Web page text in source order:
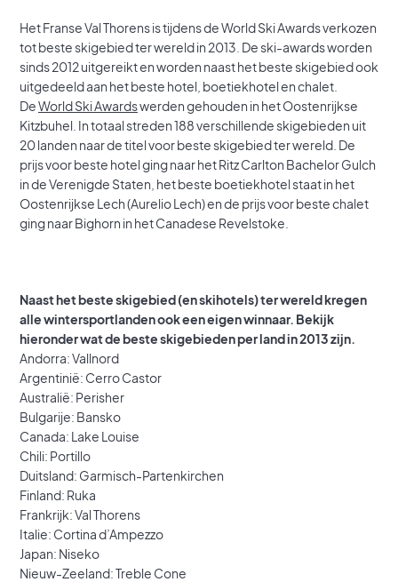
Het Franse Val Thorens is tijdens de World Ski Awards verkozen
tot beste skigebied ter wereld in 2013. De ski-awards worden
sinds 2012 uitgereikt en worden naast het beste skigebied ook
uitgedeeld aan het beste hotel, boetiekhotel en chalet.
DeWorld Ski Awardswerden gehouden in het Oostenrijkse
Kitzbuhel. In totaal streden 188 verschillende skigebieden uit
20 landen naar de titel voor beste skigebied ter wereld. De
prijs voor beste hotel ging naar het Ritz Carlton Bachelor Gulch
in de Verenigde Staten, het beste boetiekhotel staat in het
Oostenrijkse Lech (Aurelio Lech) en de prijs voor beste chalet
ging naar Bighorn in het Canadese Revelstoke.
Naast het beste skigebied (en skihotels) ter wereld kregen
alle wintersportlanden ook een eigen winnaar. Bekijk
hieronder wat de beste skigebieden per land in 2013 zijn.
Andorra: Vallnord
Argentinië: Cerro Castor
Australië: Perisher
Bulgarije: Bansko
Canada: Lake Louise
Chili: Portillo
Duitsland: Garmisch-Partenkirchen
Finland: Ruka
Frankrijk: Val Thorens
Italie: Cortina d’Ampezzo
Japan: Niseko
Nieuw-Zeeland: Treble Cone